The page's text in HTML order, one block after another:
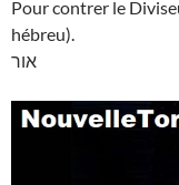
Pour contrer le
hébreu).
אור